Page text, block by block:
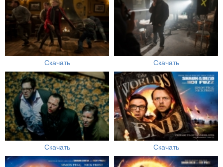
Скачать Скачать
Скачать Скачать